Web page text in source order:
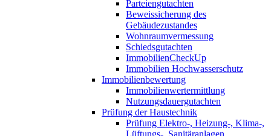
Parteiengutachten
Beweissicherung des
Gebäudezustandes
Wohnraumvermessung
Schiedsgutachten
ImmobilienCheckUp
Immobilien Hochwasserschutz
Immobilienbewertung
Immobilienwertermittlung
Nutzungsdauergutachten
Prüfung der Haustechnik
Prüfung Elektro-, Heizung-, Klima-,
Lüftungs-, Sanitäranlagen